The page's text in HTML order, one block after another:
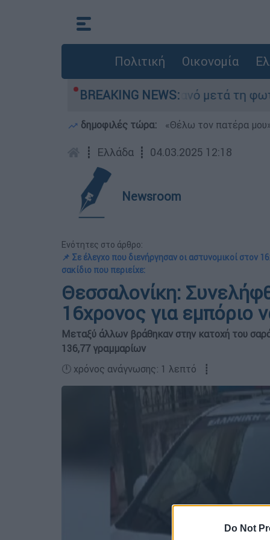
Do Not
Πολιτική Οικονομία
BREAKING NEWS:
στο Πόρτο Γερμανό μετά τη φωτιά -
δημοφιλές τώρα: «Θέλω τον πατέρα
┋ Ελλάδα ┋ 04.03.2025 12:18
Newsroom
Ενότητες στο άρθρο:
📌 Σε έλεγχο που διενήργησαν οι αστυνομικοί στον
σακίδιο που περιείχε:
Θεσσαλονίκη:
16χρονος για εμπόριο
Μεταξύ άλλων βράθηκαν στην κατοχή του
136,77 γραμμαρίων
🕛 χρόνος ανάγνωσης: 1 λεπτό ┋